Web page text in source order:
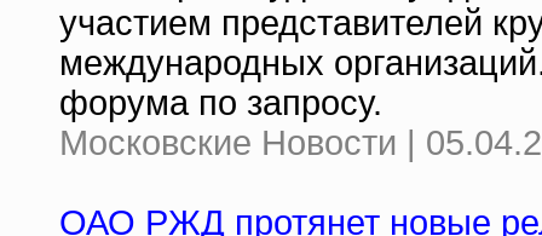
участием представителей
международных
форума по запросу.
Московские Новости |
ОАО РЖД протянет новые